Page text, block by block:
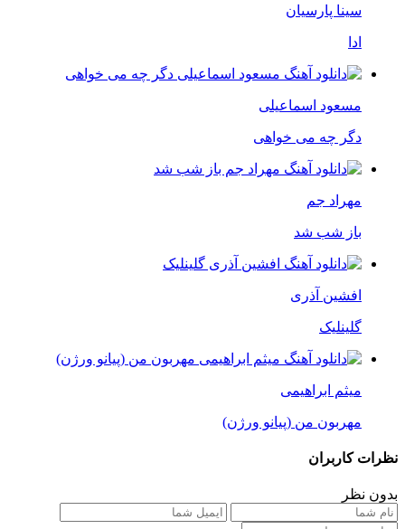
سینا پارسیان
ادا
مسعود اسماعیلی
دگر چه می خواهی
مهراد جم
باز شب شد
افشین آذری
گلینلیک
میثم ابراهیمی
مهربون من (پیانو ورژن)
نظرات کاربران
بدون نظر